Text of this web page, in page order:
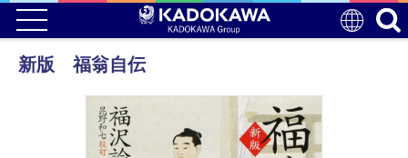
新版 福翁自伝